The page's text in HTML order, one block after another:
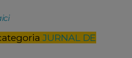
JURNAL DE